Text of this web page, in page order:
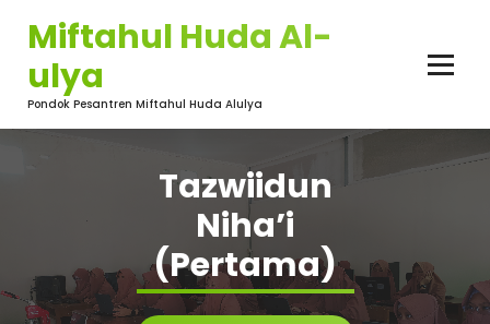
contentMiftahul Huda Al-
ulya
Pondok Pesantren Miftahul Huda Alulya
Tazwiidun
Niha’i
(Pertama)